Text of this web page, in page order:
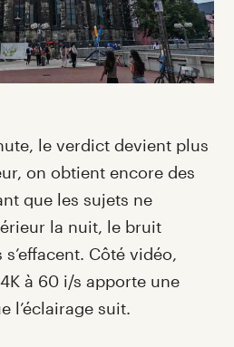
le verdict devient plus
on obtient encore des
que les sujets ne
la nuit, le bruit
Côté vidéo,
à 60 i/s apporte une
l’éclairage suit.